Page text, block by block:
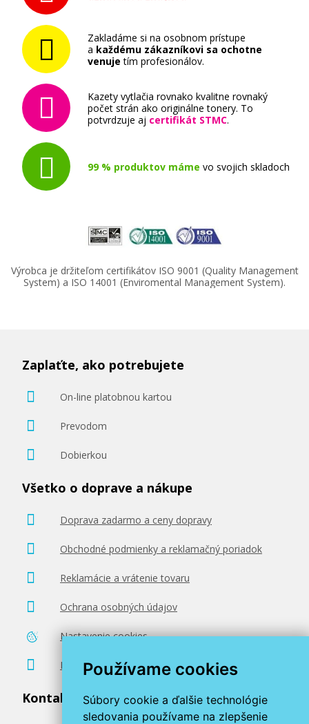
Používame cookies
Súbory cookie a ďalšie technológie
sledovania používame na zlepšenie
Zakladáme si na osobnom prístupe
a každému zákazníkovi sa ochotne
venuje tím profesionálov.
Kazety vytlačia rovnako kvalitne rovnaký
počet strán ako originálne tonery. To
potvrdzuje aj certifikát STMC.
99 % produktov máme vo svojich skladoch
Výrobca je držiteľom certifikátov ISO 9001 (Quality Management
System) a ISO 14001 (Enviromental Management System).
Zaplaťte, ako potrebujete
On-line platobnou kartou
Prevodom
Dobierkou
Všetko o doprave a nákupe
Doprava zadarmo a ceny dopravy
Obchodné podmienky a reklamačný poriadok
Reklamácie a vrátenie tovaru
Ochrana osobných údajov
Nastavenie cookies
Poradenstvo zadarmo
Kontaktujte nás